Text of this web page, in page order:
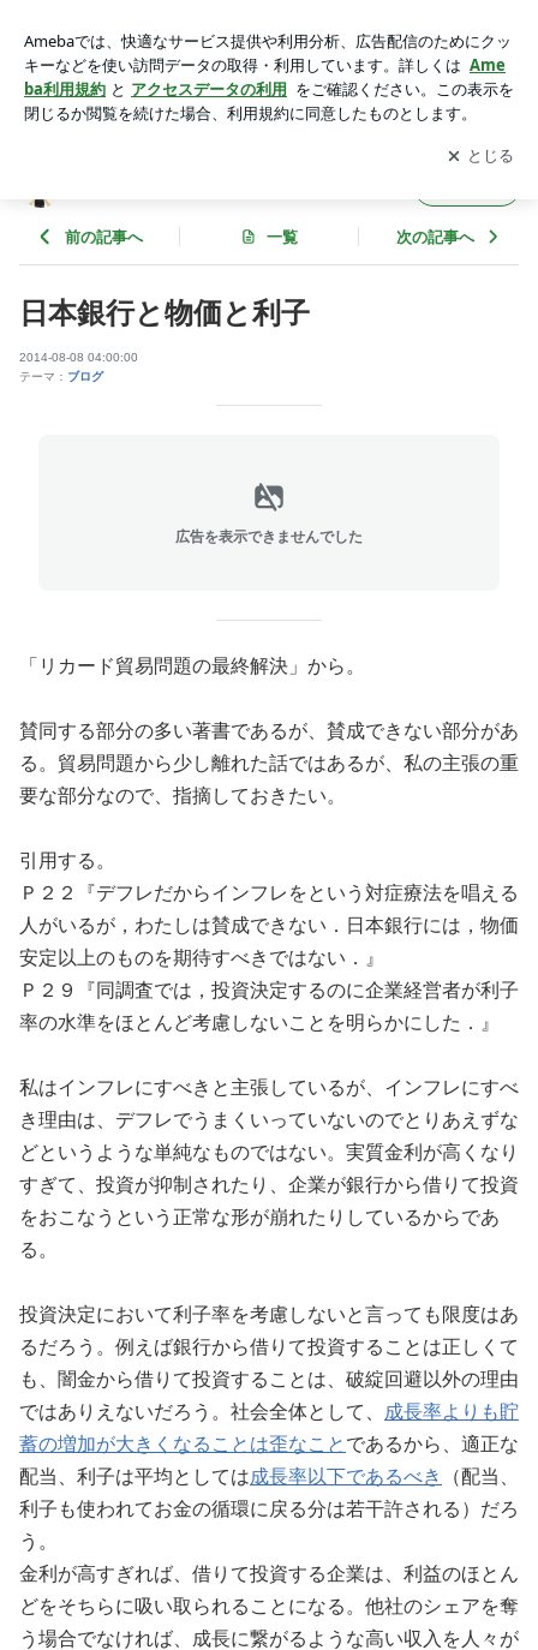
アプリをダウンロードして ブログの更新通知
を受け取りまし
ょう。
開く
前の記事へ 一覧 次の記事へ
日本銀行と物価と利子
2014-08-08 04:00:00
テーマ： ブログ
広告を表示できませんでした
「リカード貿易問題の最終解決」から。
賛同する部分の多い著書であるが、賛成できない部分があ
る。貿易問題から少し離れた話ではあるが、私の主張の重
要な部分なので、指摘しておきたい。
引用する。
Ｐ２２『デフレだからインフレをという対症療法を唱える
人がいるが，わたしは賛成できない．日本銀行には，物価
安定以上のものを期待すべきではない．』
Ｐ２９『同調査では，投資決定するのに企業経営者が利子
率の水準をほとんど考慮しないことを明らかにした．』
私はインフレにすべきと主張しているが、インフレにすべ
き理由は、デフレでうまくいっていないのでとりあえずな
どというような単純なものではない。実質金利が高くなり
すぎて、投資が抑制されたり、企業が銀行から借りて投資
をおこなうという正常な形が崩れたりしているからであ
る。
投資決定において利子率を考慮しないと言っても限度はあ
るだろう。例えば銀行から借りて投資することは正しくて
も、闇金から借りて投資することは、破綻回避以外の理由
ではありえないだろう。社会全体として、
成長率よりも貯
蓄の増加が大きくなることは歪なこと であるから、適正な
配当、利子は平均としては成長率以下であるべき
（配当、
利子も使われてお金の循環に戻る分は若干許される）だろ
う。
金利が高すぎれば、借りて投資する企業は、利益のほとん
どをそちらに吸い取られることになる。他社のシェアを奪
う場合でなければ、成長に繋がるような高い収入を人々が